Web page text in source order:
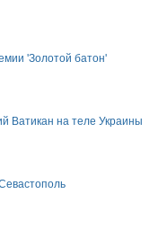
'Золотой батон'
Ватикан на теле Украины